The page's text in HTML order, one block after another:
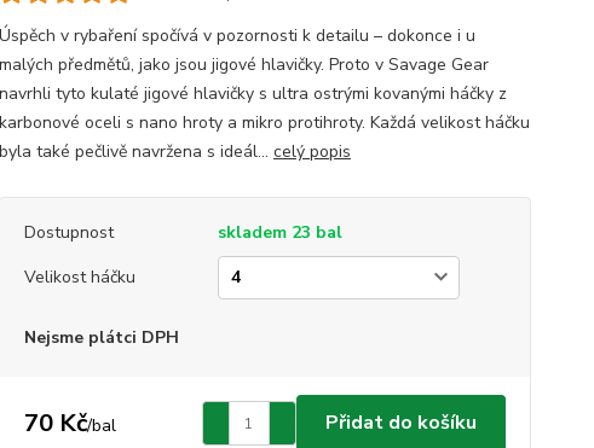
Úspěch v rybaření spočívá v pozornosti k detailu – dokonce i u
malých předmětů, jako jsou jigové hlavičky. Proto v Savage Gear
navrhli tyto kulaté jigové hlavičky s ultra ostrými kovanými háčky z
karbonové oceli s nano hroty a mikro protihroty. Každá velikost háčku
byla také pečlivě navržena s ideál... celý popis
Dostupnost
skladem 23 bal
Velikost háčku
Nejsme plátci DPH
70 Kč/bal Přidat do košíku